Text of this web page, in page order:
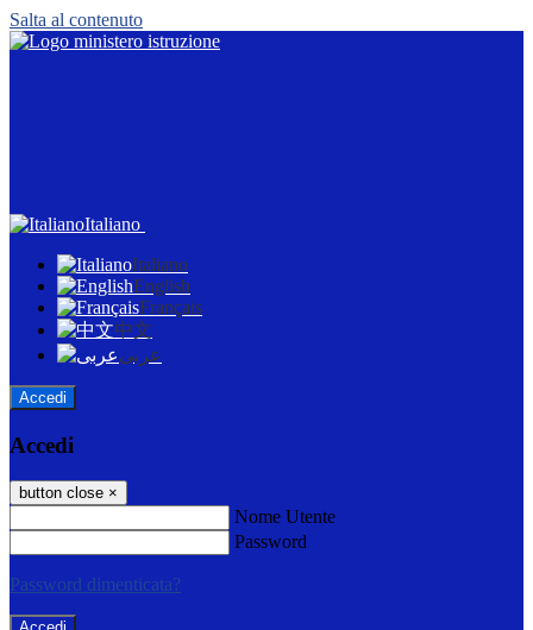
Salta al contenuto
Italiano
Italiano
English
Français
中文
عربى
Accedi
Accedi
button close ×
Nome Utente
Password
Password dimenticata?